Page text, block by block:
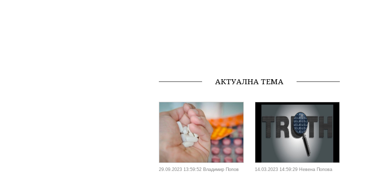
АКТУАЛНА ТЕМА
29.09.2023 13:59:52 Владимир Попов 14.03.2023 14:59:29 Невена Попова